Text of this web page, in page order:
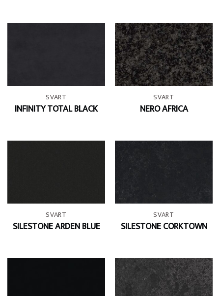
SVART
INFINITY TOTAL BLACK
SVART
NERO AFRICA
SVART
SILESTONE ARDEN BLUE
SVART
SILESTONE CORKTOWN